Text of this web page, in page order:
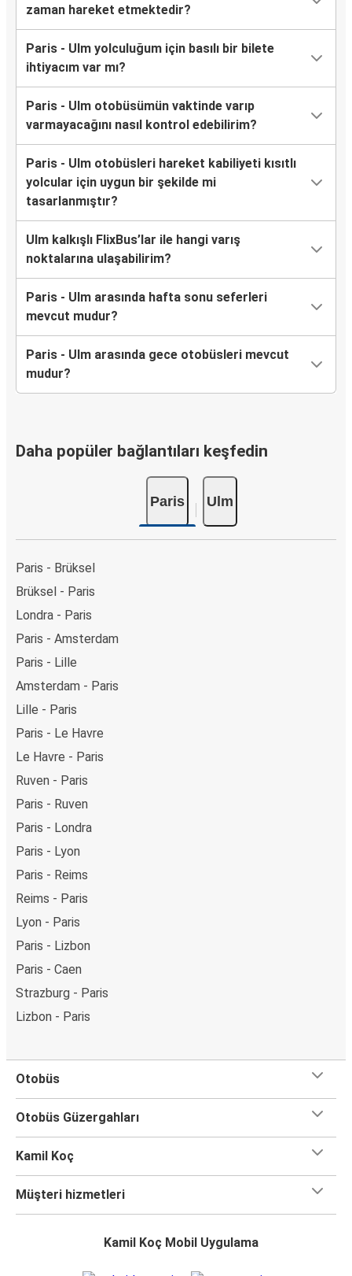
zaman hareket etmektedir?
Paris - Ulm yolculuğum için basılı bir bilete
ihtiyacım var mı?
Paris - Ulm otobüsümün vaktinde varıp
varmayacağını nasıl kontrol edebilirim?
Paris - Ulm otobüsleri hareket kabiliyeti kısıtlı
yolcular için uygun bir şekilde mi
tasarlanmıştır?
Ulm kalkışlı FlixBus’lar ile hangi varış
noktalarına ulaşabilirim?
Paris - Ulm arasında hafta sonu seferleri
mevcut mudur?
Paris - Ulm arasında gece otobüsleri mevcut
mudur?
Daha popüler bağlantıları keşfedin
Paris Ulm
Paris - Brüksel
Brüksel - Paris
Londra - Paris
Paris - Amsterdam
Paris - Lille
Amsterdam - Paris
Lille - Paris
Paris - Le Havre
Le Havre - Paris
Ruven - Paris
Paris - Ruven
Paris - Londra
Paris - Lyon
Paris - Reims
Reims - Paris
Lyon - Paris
Paris - Lizbon
Paris - Caen
Strazburg - Paris
Lizbon - Paris
Otobüs
Otobüs Güzergahları
Kamil Koç
Müşteri hizmetleri
Kamil Koç Mobil Uygulama